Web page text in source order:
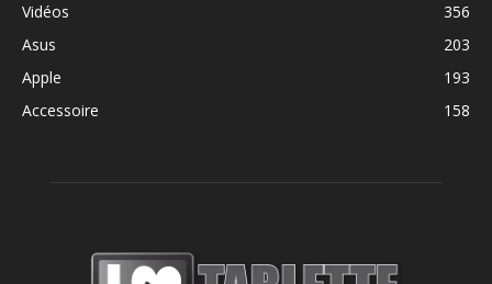
Vidéos
356
Asus
203
Apple
193
Accessoire
158